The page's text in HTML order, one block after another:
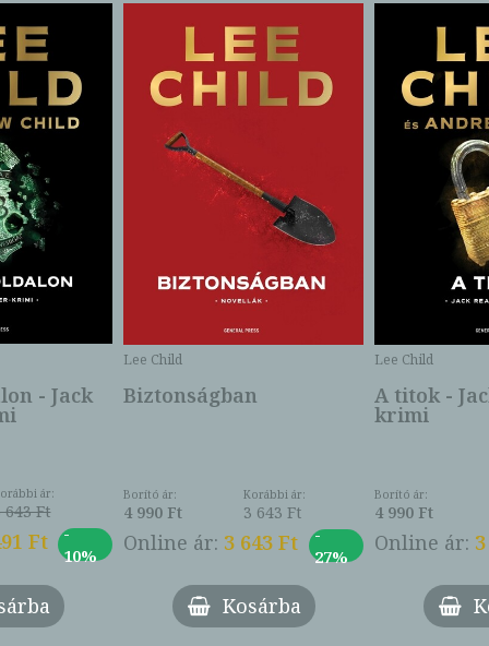
- Jack
ár:
643 Ft
Ft
-
10%
Lee Child
Biztonságban
Borító ár:
4 990 Ft
Korábbi ár:
3 643 Ft
Online ár: 3 643 Ft
-
27%
Kosárba
Lee Child
A titok -
krimi
Borító ár:
4 990 Ft
Online ár: